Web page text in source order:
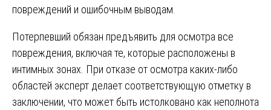
повреждений и ошибочным выводам.
Потерпевший обязан предъявить для осмотра все
повреждения, включая те, которые расположены в
интимных зонах. При отказе от осмотра каких-либо
областей эксперт делает соответствующую отметку в
заключении, что может быть истолковано как неполнота